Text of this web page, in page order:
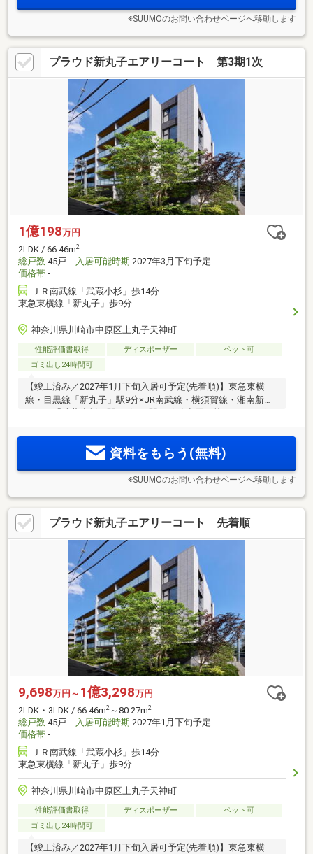
※SUUMOのお問い合わせページへ移動します
プラウド新丸子エアリーコート 第3期1次
1億198万円
2LDK / 66.46m2
総戸数 45戸 入居可能時期 2027年3月下旬予定
価格帯 -
ＪＲ南武線「武蔵小杉」歩14分
東急東横線「新丸子」歩9分
神奈川県川崎市中原区上丸子天神町
性能評価書取得 ディスポーザー
ペット可
ゴミ出し24時間可
【竣工済み／2027年1月下旬入居可予定(先着順)】東急東横
線・目黒線「新丸子」駅9分×JR南武線・横須賀線・湘南新宿
ライン「武蔵小杉」駅14分、2駅14路線利用可能。ディスポー
資料をもらう(無料)
※SUUMOのお問い合わせページへ移動します
プラウド新丸子エアリーコート 先着順
9,698万円～ 1億3,298万円
2LDK・3LDK / 66.46m2 ～80.27m2
総戸数 45戸 入居可能時期 2027年1月下旬予定
価格帯 -
ＪＲ南武線「武蔵小杉」歩14分
東急東横線「新丸子」歩9分
神奈川県川崎市中原区上丸子天神町
性能評価書取得 ディスポーザー
ペット可
ゴミ出し24時間可
【竣工済み／2027年1月下旬入居可予定(先着順)】東急東横